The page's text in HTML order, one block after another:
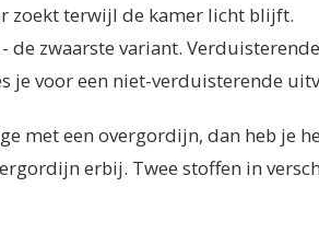
zoekt terwijl de kamer licht blijft.
- de zwaarste variant.
je voor een niet-verduisterende
met een overgordijn, dan heb je
erbij. Twee stoffen in